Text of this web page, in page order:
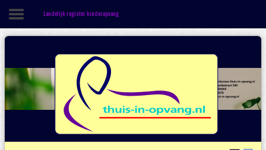
Directe login opvangApp
Vestigingen
Ouder
Landelijk register kinderopvang